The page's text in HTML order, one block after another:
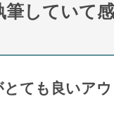
筆していて
ても良いア